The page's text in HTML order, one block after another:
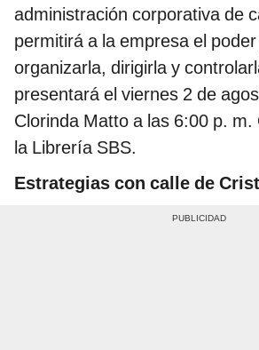
administración corporativa de
permitirá a la empresa el
organizarla, dirigirla y
presentará el viernes 2 de
Clorinda Matto a las 6:00 p.
la Librería SBS.
Estrategias con calle de